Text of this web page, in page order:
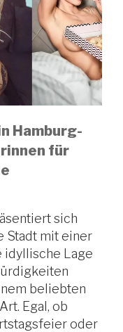
Hamburg-
für
sich
Stadt mit einer
idyllische Lage
beliebten
Egal, ob
oder